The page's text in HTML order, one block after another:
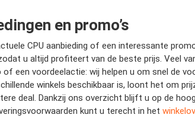
en promo’s
CPU aanbieding of een interessante
u altijd profiteert van de beste prijs. Veel
of een voordeelactie: wij helpen u om snel de
winkels beschikbaar is, loont het om
deal. Dankzij ons overzicht blijft u op de
kunt u terecht in het